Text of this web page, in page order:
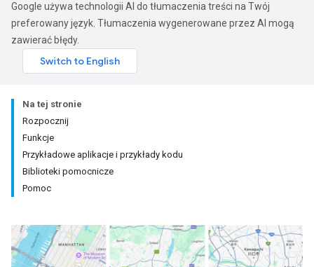
Google używa technologii AI do tłumaczenia treści na Twój
preferowany język. Tłumaczenia wygenerowane przez AI mogą
zawierać błędy.
Na tej stronie
Rozpocznij
Funkcje
Przykładowe aplikacje i przykłady kodu
Biblioteki pomocnicze
Pomoc